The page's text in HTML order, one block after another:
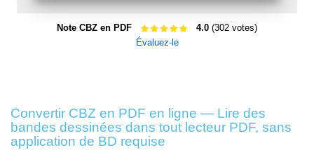
Note CBZ en PDF 4.0 (302 votes)
Évaluez-le
Convertir CBZ en PDF en ligne — Lire des
bandes dessinées dans tout lecteur PDF, sans
application de BD requise